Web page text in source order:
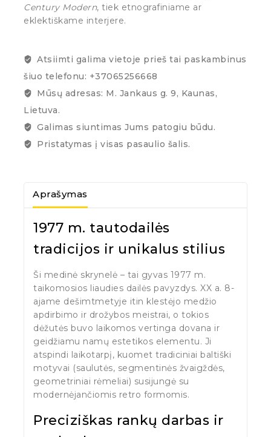
Century Modern, tiek etnografiniame ar
eklektiškame interjere.
Atsiimti galima vietoje prieš tai paskambinus
šiuo telefonu: +37065256668
Mūsų adresas: M. Jankaus g. 9, Kaunas,
Lietuva.
Galimas siuntimas Jums patogiu būdu.
Pristatymas į visas pasaulio šalis.
Aprašymas
1977 m. tautodailės
tradicijos ir unikalus stilius
Ši medinė skrynelė – tai gyvas 1977 m.
taikomosios liaudies dailės pavyzdys. XX a. 8-
ajame dešimtmetyje itin klestėjo medžio
apdirbimo ir drožybos meistrai, o tokios
dėžutės buvo laikomos vertinga dovana ir
geidžiamu namų estetikos elementu. Ji
atspindi laikotarpį, kuomet tradiciniai baltiški
motyvai (saulutės, segmentinės žvaigždės,
geometriniai rėmeliai) susijungė su
modernėjančiomis retro formomis.
Preciziškas rankų darbas ir